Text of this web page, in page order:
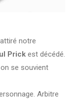
notre
Prick est décédé.
se souvient
Arbitre